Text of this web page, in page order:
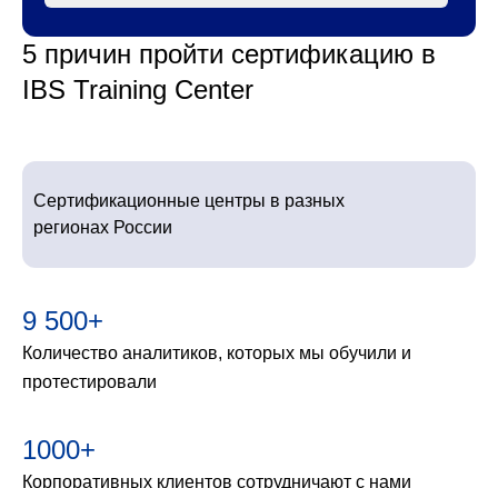
5 причин пройти сертификацию в
IBS Training Center
9 500+
Количество аналитиков, которых мы обучили и
протестировали
1000+
Корпоративных клиентов сотрудничают с нами
Сертификационные центры в разных
регионах России